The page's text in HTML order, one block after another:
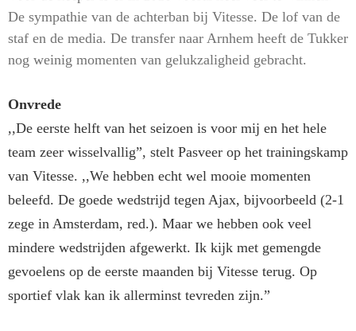
De sympathie van de achterban bij Vitesse. De lof van de
staf en de media. De transfer naar Arnhem heeft de Tukker
nog weinig momenten van gelukzaligheid gebracht.
Onvrede
,,De eerste helft van het seizoen is voor mij en het hele
team zeer wisselvallig”, stelt Pasveer op het trainingskamp
van Vitesse. ,,We hebben echt wel mooie momenten
beleefd. De goede wedstrijd tegen Ajax, bijvoorbeeld (2-1
zege in Amsterdam, red.). Maar we hebben ook veel
mindere wedstrijden afgewerkt. Ik kijk met gemengde
gevoelens op de eerste maanden bij Vitesse terug. Op
sportief vlak kan ik allerminst tevreden zijn.”